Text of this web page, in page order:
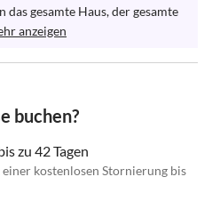
gesamte Haus, der gesamte
anzeigen
buchen?
zu 42 Tagen
kostenlosen Stornierung bis